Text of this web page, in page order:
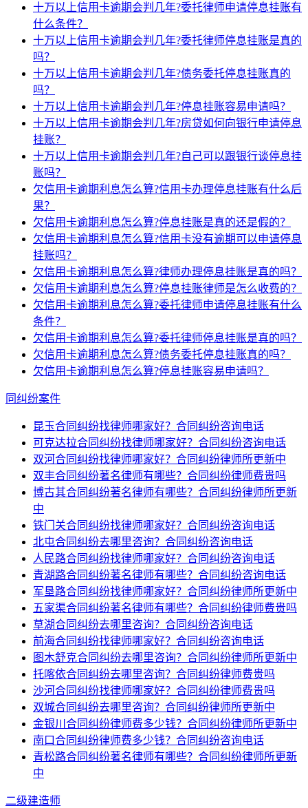
十万以上信用卡逾期会判几年?委托律师申请停息挂账有
什么条件？
十万以上信用卡逾期会判几年?委托律师停息挂账是真的
吗？
十万以上信用卡逾期会判几年?债务委托停息挂账真的
吗？
十万以上信用卡逾期会判几年?停息挂账容易申请吗？
十万以上信用卡逾期会判几年?房贷如何向银行申请停息
挂账？
十万以上信用卡逾期会判几年?自己可以跟银行谈停息挂
账吗？
欠信用卡逾期利息怎么算?信用卡办理停息挂账有什么后
果？
欠信用卡逾期利息怎么算?停息挂账是真的还是假的？
欠信用卡逾期利息怎么算?信用卡没有逾期可以申请停息
挂账吗？
欠信用卡逾期利息怎么算?律师办理停息挂账是真的吗？
欠信用卡逾期利息怎么算?停息挂账律师是怎么收费的？
欠信用卡逾期利息怎么算?委托律师申请停息挂账有什么
条件？
欠信用卡逾期利息怎么算?委托律师停息挂账是真的吗？
欠信用卡逾期利息怎么算?债务委托停息挂账真的吗？
欠信用卡逾期利息怎么算?停息挂账容易申请吗？
同纠纷案件
昆玉合同纠纷找律师哪家好？合同纠纷咨询电话
可克达拉合同纠纷找律师哪家好？合同纠纷咨询电话
双河合同纠纷找律师哪家好？合同纠纷律师所更新中
双丰合同纠纷著名律师有哪些？合同纠纷律师费贵吗
博古其合同纠纷著名律师有哪些？合同纠纷律师所更新
中
铁门关合同纠纷找律师哪家好？合同纠纷咨询电话
北屯合同纠纷去哪里咨询？合同纠纷咨询电话
人民路合同纠纷找律师哪家好？合同纠纷咨询电话
青湖路合同纠纷著名律师有哪些？合同纠纷咨询电话
军垦路合同纠纷找律师哪家好？合同纠纷律师所更新中
五家渠合同纠纷著名律师有哪些？合同纠纷律师费贵吗
草湖合同纠纷去哪里咨询？合同纠纷咨询电话
前海合同纠纷找律师哪家好？合同纠纷咨询电话
图木舒克合同纠纷去哪里咨询？合同纠纷律师所更新中
托喀依合同纠纷去哪里咨询？合同纠纷律师费贵吗
沙河合同纠纷找律师哪家好？合同纠纷律师费贵吗
双城合同纠纷去哪里咨询？合同纠纷律师所更新中
金银川合同纠纷律师费多少钱？合同纠纷律师所更新中
南口合同纠纷律师费多少钱？合同纠纷咨询电话
青松路合同纠纷著名律师有哪些？合同纠纷律师所更新
中
二级建造师